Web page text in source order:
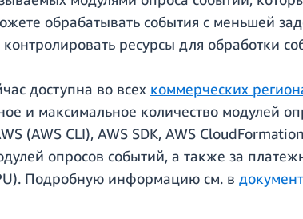
обрабатывать события с меньшей
ресурсы для обработки
доступна во всех коммерческих
и максимальное количество модулей
(AWS CLI), AWS SDK, AWS
опросов событий, а также за
Подробную информацию см. в